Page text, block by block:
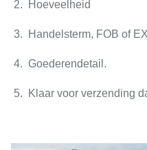
2. Hoeveelheid
3. Handelsterm, FOB of
4. Goederendetail.
5. Klaar voor verzending